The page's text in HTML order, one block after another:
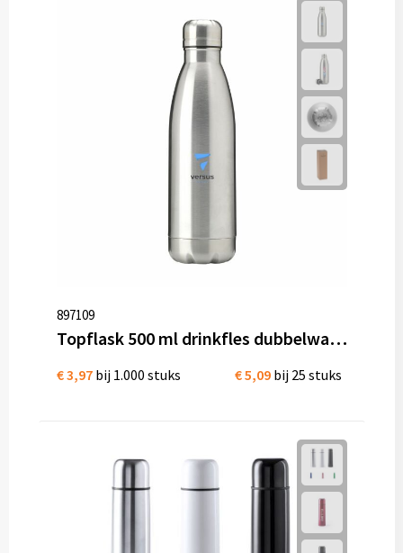
897109
Topflask 500 ml drinkfles dubbelwandige thermosfles
€ 3,97 bij 1.000 stuks € 5,09 bij 25 stuks